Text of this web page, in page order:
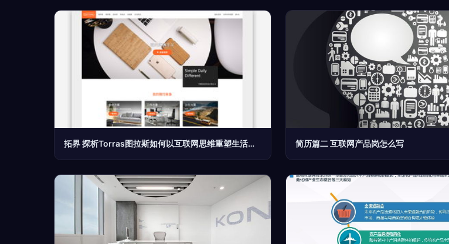
拓界 探析Torras图拉斯如何以互联网思维重塑生活用品品牌设计 简历篇二 互联网产品岗怎么写